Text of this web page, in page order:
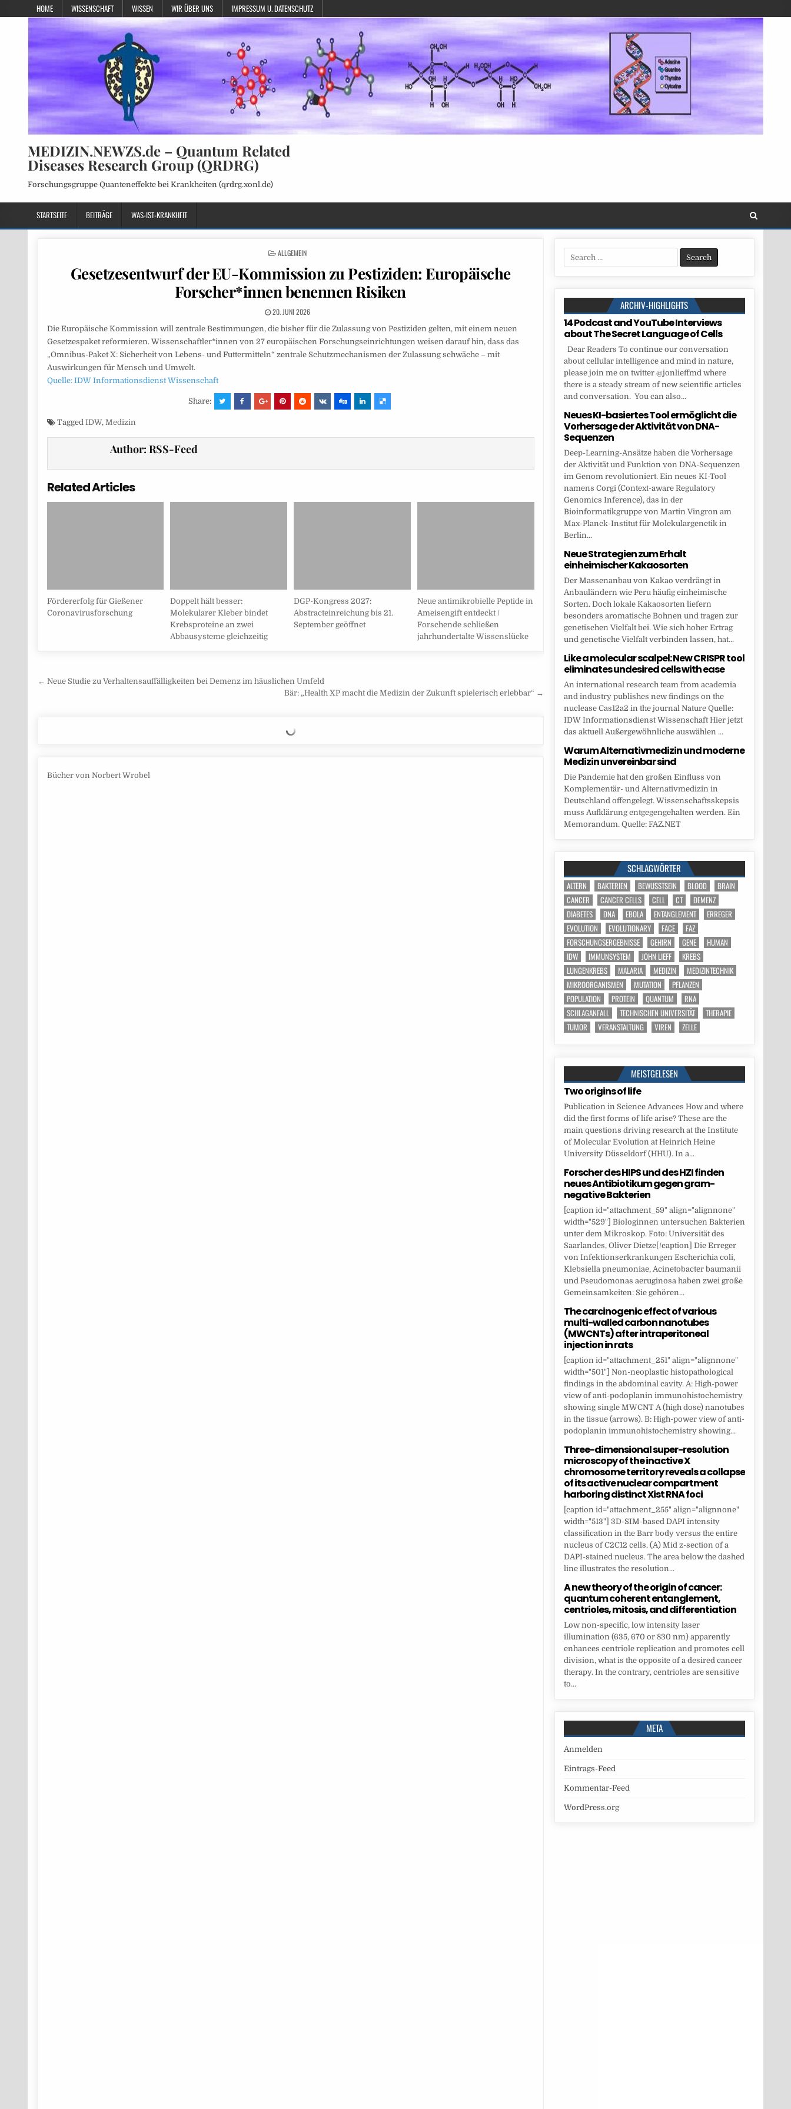
HOME WISSENSCHAFT WISSEN WIR ÜBER UNS IMPRESSUM U. DATENSCHUTZ
MEDIZIN.NEWZS.de – Quantum Related
Diseases Research Group (QRDRG)
Forschungsgruppe Quanteneffekte bei Krankheiten (qrdrg.xonl.de)
STARTSEITE BEITRÄGE WAS-IST-KRANKHEIT
POSTED
ALLGEMEIN
Gesetzesentwurf der EU-Kommission zu Pestiziden: Europäische
Forscher*innen benennen Risiken
20. JUNI 2026
Die Europäische Kommission will zentrale Bestimmungen, die bisher für die Zulassung von Pestiziden gelten, mit einem neuen
Gesetzespaket reformieren. Wissenschaftler*innen von 27 europäischen Forschungseinrichtungen weisen darauf hin, dass das
„Omnibus-Paket X: Sicherheit von Lebens- und Futtermitteln“ zentrale Schutzmechanismen der Zulassung schwäche – mit
Auswirkungen für Mensch und Umwelt.
Quelle: IDW Informationsdienst Wissenschaft
Share:
Tagged IDW, Medizin
Author:RSS-Feed
Related Articles
Fördererfolg für Gießener
Coronavirusforschung
Doppelt hält besser:
Molekularer Kleber bindet
Krebsproteine an zwei
Abbausysteme gleichzeitig
DGP-Kongress 2027:
Abstracteinreichung bis 21.
September geöffnet
Neue antimikrobielle Peptide in
Ameisengift entdeckt /
Forschende schließen
jahrhundertalte Wissenslücke
Beitragsnavigation
← Neue Studie zu Verhaltensauffälligkeiten bei Demenz im häuslichen Umfeld
Bär: „Health XP macht die Medizin der Zukunft spielerisch erlebbar“ →
Bücher von Norbert Wrobel
Search
for:
ARCHIV-HIGHLIGHTS
14 Podcast and YouTube Interviews
about The Secret Language of Cells
Dear Readers To continue our conversation
about cellular intelligence and mind in nature,
please join me on twitter @jonlieffmd where
there is a steady stream of new scientific articles
and conversation. You can also...
Neues KI-basiertes Tool ermöglicht die
Vorhersage der Aktivität von DNA-
Sequenzen
Deep-Learning-Ansätze haben die Vorhersage
der Aktivität und Funktion von DNA-Sequenzen
im Genom revolutioniert. Ein neues KI-Tool
namens Corgi (Context-aware Regulatory
Genomics Inference), das in der
Bioinformatikgruppe von Martin Vingron am
Max-Planck-Institut für Molekulargenetik in
Berlin...
Neue Strategien zum Erhalt
einheimischer Kakaosorten
Der Massenanbau von Kakao verdrängt in
Anbauländern wie Peru häufig einheimische
Sorten. Doch lokale Kakaosorten liefern
besonders aromatische Bohnen und tragen zur
genetischen Vielfalt bei. Wie sich hoher Ertrag
und genetische Vielfalt verbinden lassen, hat...
Like a molecular scalpel: New CRISPR tool
eliminates undesired cells with ease
An international research team from academia
and industry publishes new findings on the
nuclease Cas12a2 in the journal Nature Quelle:
IDW Informationsdienst Wissenschaft Hier jetzt
das aktuell Außergewöhnliche auswählen ...
Warum Alternativmedizin und moderne
Medizin unvereinbar sind
Die Pandemie hat den großen Einfluss von
Komplementär- und Alternativmedizin in
Deutschland offengelegt. Wissenschaftsskepsis
muss Aufklärung entgegengehalten werden. Ein
Memorandum. Quelle: FAZ.NET
SCHLAGWÖRTER
ALTERN BAKTERIEN BEWUSSTSEIN BLOOD
BRAIN
CANCER
CANCER CELLS CELL CT
DEMENZ
DIABETES
DNA EBOLA ENTANGLEMENT
ERREGER
EVOLUTION
EVOLUTIONARY FACE
FAZ
FORSCHUNGSERGEBNISSE
GEHIRN GENE
HUMAN
IDW
IMMUNSYSTEM JOHN LIEFF
KREBS
LUNGENKREBS
MALARIA MEDIZIN
MEDIZINTECHNIK
MIKROORGANISMEN
MUTATION
PFLANZEN
POPULATION
PROTEIN QUANTUM
RNA
SCHLAGANFALL
TECHNISCHEN UNIVERSITÄT
THERAPIE
TUMOR
VERANSTALTUNG VIREN ZELLE
MEISTGELESEN
Two origins of life
Publication in Science Advances How and where
did the first forms of life arise? These are the
main questions driving research at the Institute
of Molecular Evolution at Heinrich Heine
University Düsseldorf (HHU). In a...
Forscher des HIPS und des HZI finden
neues Antibiotikum gegen gram-
negative Bakterien
[caption id="attachment_59" align="alignnone"
width="529"] Biologinnen untersuchen Bakterien
unter dem Mikroskop. Foto: Universität des
Saarlandes, Oliver Dietze[/caption] Die Erreger
von Infektionserkrankungen Escherichia coli,
Klebsiella pneumoniae, Acinetobacter baumanii
und Pseudomonas aeruginosa haben zwei große
Gemeinsamkeiten: Sie gehören...
The carcinogenic effect of various
multi-walled carbon nanotubes
(MWCNTs) after intraperitoneal
injection in rats
[caption id="attachment_251" align="alignnone"
width="501"] Non-neoplastic histopathological
findings in the abdominal cavity. A: High-power
view of anti-podoplanin immunohistochemistry
showing single MWCNT A (high dose) nanotubes
in the tissue (arrows). B: High-power view of anti-
podoplanin immunohistochemistry showing...
Three-dimensional super-resolution
microscopy of the inactive X
chromosome territory reveals a collapse
of its active nuclear compartment
harboring distinct Xist RNA foci
[caption id="attachment_255" align="alignnone"
width="513"] 3D-SIM-based DAPI intensity
classification in the Barr body versus the entire
nucleus of C2C12 cells. (A) Mid z-section of a
DAPI-stained nucleus. The area below the dashed
line illustrates the resolution...
A new theory of the origin of cancer:
quantum coherent entanglement,
centrioles, mitosis, and differentiation
Low non-specific, low intensity laser
illumination (635, 670 or 830 nm) apparently
enhances centriole replication and promotes cell
division, what is the opposite of a desired cancer
therapy. In the contrary, centrioles are sensitive
to...
META
Anmelden
Eintrags-Feed
Kommentar-Feed
WordPress.org